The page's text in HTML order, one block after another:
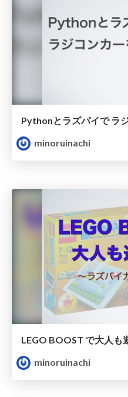
Pythonとラズパイで ラ
minoruinachi
minoruinachi